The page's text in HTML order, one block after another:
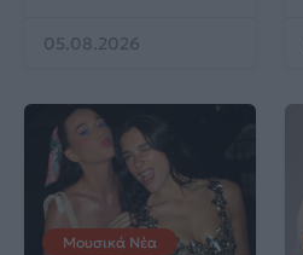
05.08.2026
Μουσικά Νέα